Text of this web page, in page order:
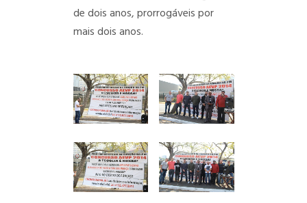
de dois anos, prorrogáveis por
mais dois anos.